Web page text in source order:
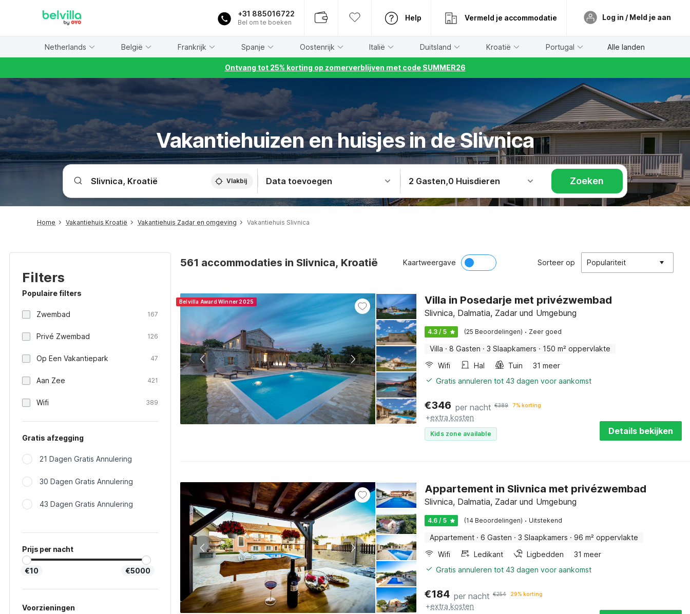
+31 885016722
Bel om te boeken
Help Vermeld je accommodatie Log in / Meld je aan
Netherlands België Frankrijk Spanje Oostenrijk Italië Duitsland Kroatië Portugal Alle landen
Ontvang tot 25% korting op zomerverblijven met code SUMMER26
Vakantiehuizen en huisjes in de Slivnica
Vlakbij Data toevoegen 2 Gasten,0 Huisdieren Zoeken
Home Vakantiehuis Kroatië Vakantiehuis Zadar en omgeving Vakantiehuis Slivnica
Filters
Populaire filters
Zwembad 167
Privé Zwembad 126
Op Een Vakantiepark 47
Aan Zee 421
Wifi 389
Gratis afzegging
21 Dagen Gratis Annulering
30 Dagen Gratis Annulering
43 Dagen Gratis Annulering
Prijs per nacht
€10 €5000
Voorzieningen
561 accommodaties in Slivnica, Kroatië Kaartweergave Sorteer op Populariteit
Belvilla Award Winner 2025 Villa in Posedarje met privézwembad
Slivnica, Dalmatia, Zadar und Umgebung
4.3 / 5 (25 Beoordelingen) · Zeer goed
Villa · 8 Gasten · 3 Slaapkamers · 150 m² oppervlakte
Wifi
Hal Tuin
31 meer
Gratis annuleren tot 43 dagen voor aankomst
€346 per nacht €389 7% korting
+extra kosten
Kids zone available Details bekijken
Appartement in Slivnica met privézwembad
Slivnica, Dalmatia, Zadar und Umgebung
4.6 / 5 (14 Beoordelingen) · Uitstekend
Appartement · 6 Gasten · 3 Slaapkamers · 96 m² oppervlakte
Wifi
Ledikant Ligbedden
31 meer
Gratis annuleren tot 43 dagen voor aankomst
€184 per nacht €254 29% korting
+extra kosten